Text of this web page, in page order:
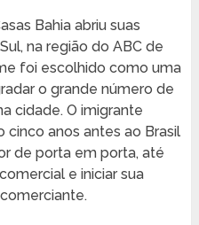
Bahia abriu suas
na região do ABC de
foi escolhido como uma
o grande número de
cidade. O imigrante
cinco anos antes ao Brasil
de porta em porta, até
e iniciar sua